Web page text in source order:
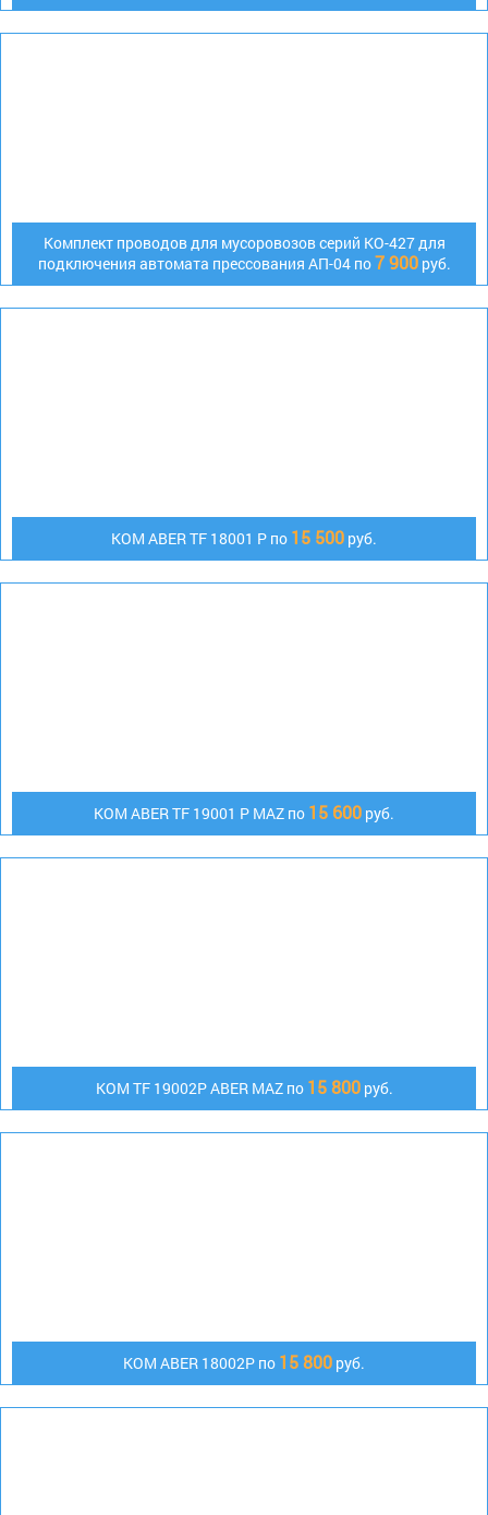
Комплект проводов для мусоровозов серий КО-427 для
подключения автомата прессования АП-04 по7 900руб.
КОМ ABER TF 18001 P по 15 500 руб.
КОМ АBER TF 19001 P MAZ по 15 600 руб.
КОМ TF 19002P ABER MAZ по 15 800руб.
KOM ABER 18002P по 15 800 руб.